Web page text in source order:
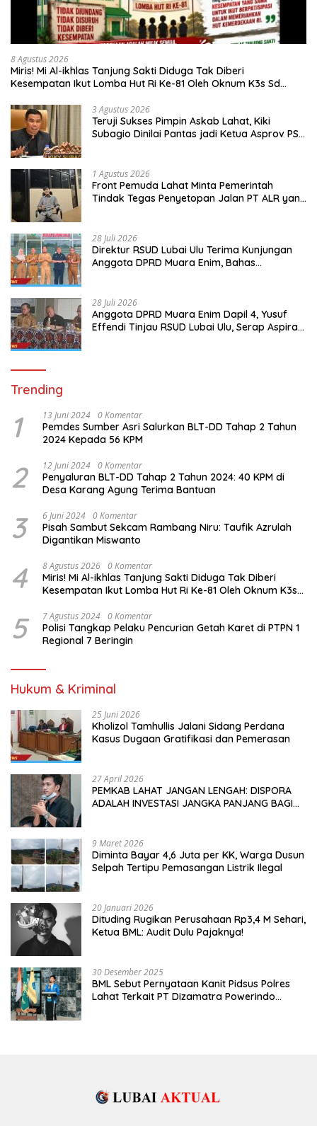
8 Agustus 2026
Miris! Mi Al-ikhlas Tanjung Sakti Diduga Tak Diberi
Kesempatan Ikut Lomba Hut Ri Ke-81 Oleh Oknum K3s Sd
3 Agustus 2026
Teruji Sukses Pimpin Askab Lahat, Kiki
Subagio Dinilai Pantas jadi Ketua Asprov PSSI
1 Agustus 2026
Front Pemuda Lahat Minta Pemerintah
Tindak Tegas Penyetopan Jalan PT ALR yang
28 Juli 2026
Direktur RSUD Lubai Ulu Terima Kunjungan
Anggota DPRD Muara Enim, Bahas
28 Juli 2026
Anggota DPRD Muara Enim Dapil 4, Yusuf
Effendi Tinjau RSUD Lubai Ulu, Serap Aspirasi
Trending
1 13 Juni 2024 0 Komentar
Pemdes Sumber Asri Salurkan BLT-DD Tahap 2 Tahun
2024 Kepada 56 KPM
2 12 Juni 2024 0 Komentar
Penyaluran BLT-DD Tahap 2 Tahun 2024: 40 KPM di
Desa Karang Agung Terima Bantuan
3 6 Juni 2024 0 Komentar
Pisah Sambut Sekcam Rambang Niru: Taufik Azrulah
Digantikan Miswanto
4 8 Agustus 2026 0 Komentar
Miris! Mi Al-ikhlas Tanjung Sakti Diduga Tak Diberi
Kesempatan Ikut Lomba Hut Ri Ke-81 Oleh Oknum K3s
5 7 Agustus 2024 0 Komentar
Polisi Tangkap Pelaku Pencurian Getah Karet di PTPN 1
Regional 7 Beringin
Hukum & Kriminal
25 Juni 2026
Kholizol Tamhullis Jalani Sidang Perdana
Kasus Dugaan Gratifikasi dan Pemerasan
27 April 2026
PEMKAB LAHAT JANGAN LENGAH: DISPORA
ADALAH INVESTASI JANGKA PANJANG BAGI
9 Maret 2026
Diminta Bayar 4,6 Juta per KK, Warga Dusun
Selpah Tertipu Pemasangan Listrik Ilegal
20 Januari 2026
Dituding Rugikan Perusahaan Rp3,4 M Sehari,
Ketua BML: Audit Dulu Pajaknya!
30 Desember 2025
BML Sebut Pernyataan Kanit Pidsus Polres
Lahat Terkait PT Dizamatra Powerindo